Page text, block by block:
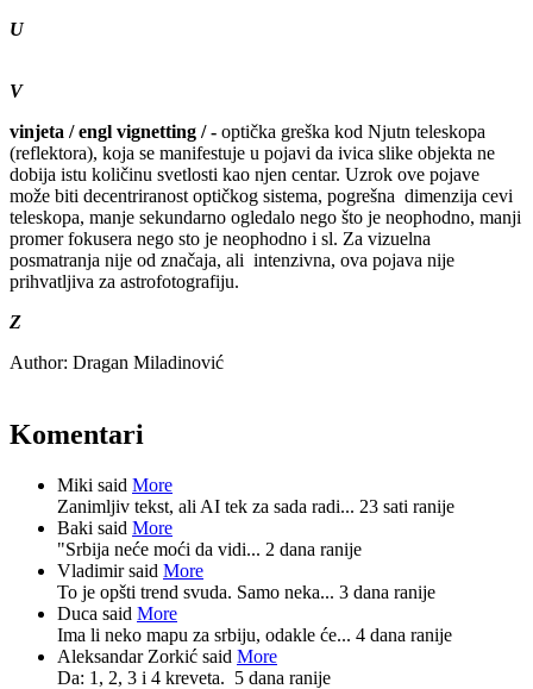
U
V
vinjeta / engl vignetting / - optička greška kod Njutn teleskopa
(reflektora), koja se manifestuje u pojavi da ivica slike objekta ne
dobija istu količinu svetlosti kao njen centar. Uzrok ove pojave
može biti decentriranost optičkog sistema, pogrešna dimenzija cevi
teleskopa, manje sekundarno ogledalo nego što je neophodno, manji
promer fokusera nego sto je neophodno i sl. Za vizuelna
posmatranja nije od značaja, ali intenzivna, ova pojava nije
prihvatljiva za astrofotografiju.
Z
Author: Dragan Miladinović
Komentari
Miki said More
Zanimljiv tekst, ali AI tek za sada radi... 23 sati ranije
Baki said More
"Srbija neće moći da vidi... 2 dana ranije
Vladimir said More
To je opšti trend svuda. Samo neka... 3 dana ranije
Duca said More
Ima li neko mapu za srbiju, odakle će... 4 dana ranije
Aleksandar Zorkić said More
Da: 1, 2, 3 i 4 kreveta. 5 dana ranije